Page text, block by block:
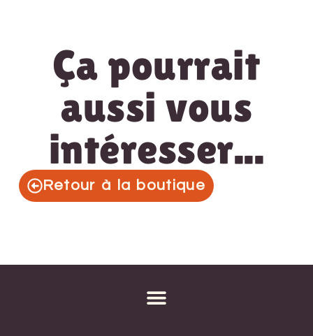
Ça pourrait
aussi vous
intéresser...
Retour à la boutique